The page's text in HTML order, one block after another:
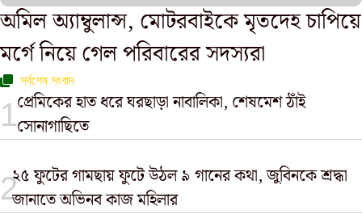
অমিল অ্যাম্বুলান্স, মোটরবাইকে মৃতদেহ চাপিয়ে
মর্গে নিয়ে গেল পরিবারের সদস্যরা
সর্বশেষ সংবাদ
প্রেমিকের হাত ধরে ঘরছাড়া নাবালিকা, শেষমেশ ঠাঁই
সোনাগাছিতে
২৫ ফুটের গামছায় ফুটে উঠল ৯ গানের কথা, জুবিনকে শ্রদ্ধা
জানাতে অভিনব কাজ মহিলার